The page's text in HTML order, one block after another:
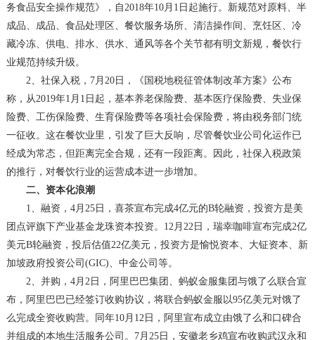
务食品安全操作规范》，自2018年10月1日起施行。新规范对原料、半
成品、成品、食品处理区、餐饮服务场所、清洁操作间、烹饪区、冷
藏冷冻、供电、排水、供水、通风等各个关节都有明文新规，餐饮行
业规范持续升级。
2、 社保入税， 7月20日，《国税地税征管体制改革方案》公布
称，从2019年1月1日起，基本养老保险费、基本医疗保险费、失业保
险费、工伤保险费、生育保险费等各项社会保险费，将由税务部门统
一征收。这在餐饮业里，引发了巨大反响，尽管餐饮业公司化运作已
经成为常态，但距离完全合规，还有一段距离。因此，社保入税政策
的推行， 对餐饮行业的运营成本进一步增加。
二、 资本化浪潮
1、 融资 ， 4月25日，喜茶宣布完成4亿元的B轮融资，投资方是美
团点评旗下产业基金龙珠资本投资。12月22日，瑞幸咖啡宣布完成2亿
美元B轮融资，投后估值22亿美元，投资方是愉悦资本、大钲资本、新
加坡政府投资公司(GIC)、中金公司等。
2、 并购 ， 4月2日，阿里巴巴集团、蚂蚁金服集团与饿了么联合宣
布，阿里巴巴已经签订收购协议，将联合蚂蚁金服以95亿美元对饿了
么完成全资收购营。同年10月12日，阿里宣布成立由饿了么和口碑合
并组成的本地生活服务公司。7月25日，安徽老乡鸡宣布收购武汉永和